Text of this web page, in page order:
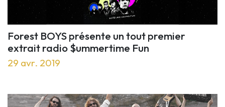
Forest BOYS présente un tout premier
extrait radio $ummertime Fun
29 avr. 2019